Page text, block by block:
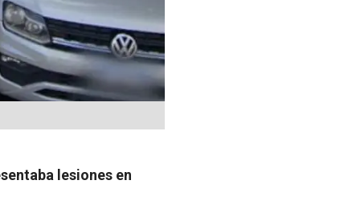
lesiones en